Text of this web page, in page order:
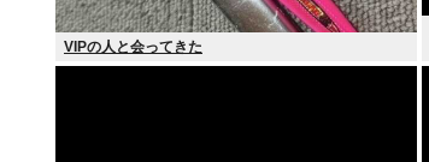
VIPの人と会ってきた